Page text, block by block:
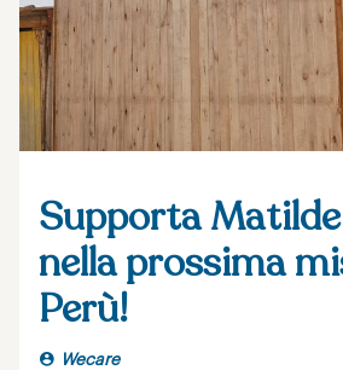
Supporta
nella prossima
Perù!
Wecare